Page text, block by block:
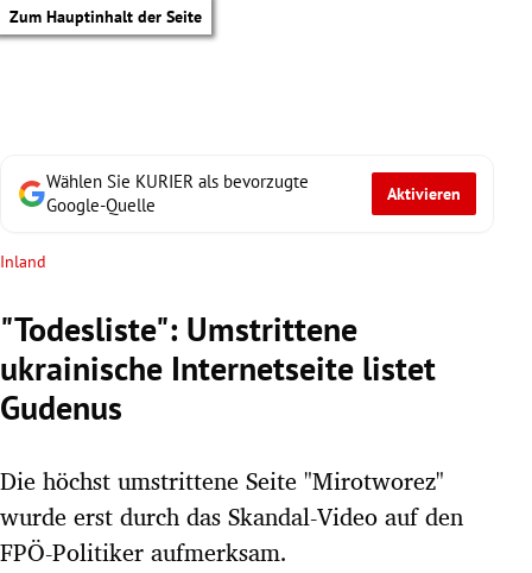
Zum Hauptinhalt der Seite
Untermenü
Wählen Sie KURIER als bevorzugte
Google-Quelle
Aktivieren
Inland
"Todesliste": Umstrittene
ukrainische Internetseite listet
Gudenus
Die höchst umstrittene Seite "Mirotworez"
wurde erst durch das Skandal-Video auf den
FPÖ-Politiker aufmerksam.